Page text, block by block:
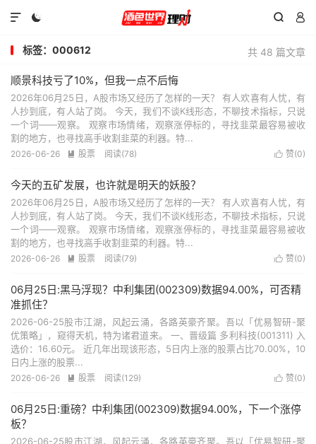
  

共 48 篇文章
标签：000612
顺景科技亏了10%，但我一点不后悔
2026年06月25日，A股市场又经历了怎样的一天？ 有人欢喜有人忧，有
人抄到底，有人站了岗。 今天，我们不谈K线形态，不聊技术指标，只说
一个词——观察。 观察市场情绪，观察涨停标的，寻找韭菜最容易被收
割的地方，也寻找高手收割韭菜的利器。特...
 赞(0)
2026-06-26  股票 阅读(78)
今天的五矿发展，也许就是明天的妖股？
2026年06月25日，A股市场又经历了怎样的一天？ 有人欢喜有人忧，有
人抄到底，有人站了岗。 今天，我们不谈K线形态，不聊技术指标，只说
一个词——观察。 观察市场情绪，观察涨停标的，寻找韭菜最容易被收
割的地方，也寻找高手收割韭菜的利器。特...
 赞(0)
2026-06-26  股票 阅读(79)
06月25日:黑马浮现？中利集团(002309)数据94.00%，可否精
准抓住？
2026-06-25股市江湖，风起云涌，各路英豪齐聚。吾以「优易智研-聚
优策略」，窥得天机，特为诸君道来。 一、晋级篇 多利科技(001311) 入
选价：16.60元。 近几年出现该形态，5日内上涨的股票占比70.00%，10
日内上涨的股票...
 赞(0)
2026-06-26  股票 阅读(129)
06月25日:重磅？中利集团(002309)数据94.00%，下一个涨停
板？
2026-06-25股市江湖，风起云涌，各路英豪齐聚。吾以「优易智研-聚